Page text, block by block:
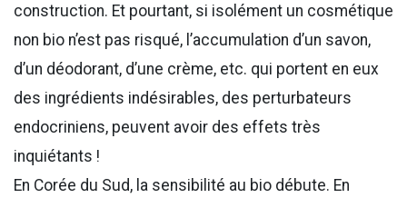
construction. Et pourtant, si isolément un cosmétique
non bio n’est pas risqué, l’accumulation d’un savon,
d’un déodorant, d’une crème, etc. qui portent en eux
des ingrédients indésirables, des perturbateurs
endocriniens, peuvent avoir des effets très
inquiétants !
En Corée du Sud, la sensibilité au bio débute. En